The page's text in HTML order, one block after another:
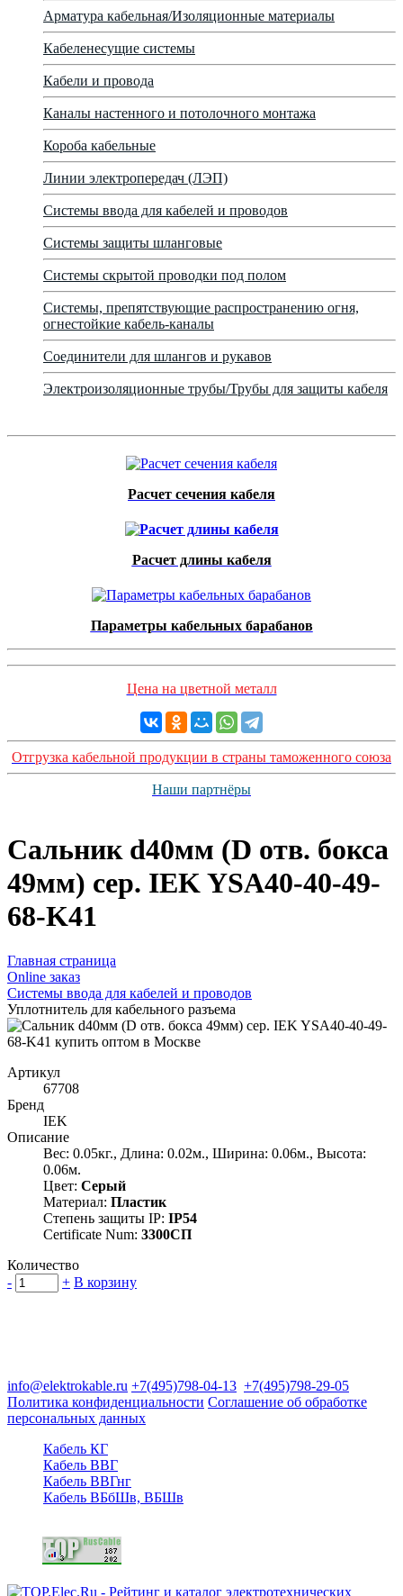
Арматура кабельная/Изоляционные материалы
Кабеленесущие системы
Кабели и провода
Каналы настенного и потолочного монтажа
Короба кабельные
Линии электропередач (ЛЭП)
Системы ввода для кабелей и проводов
Системы защиты шланговые
Системы скрытой проводки под полом
Системы, препятствующие распространению огня,
огнестойкие кабель-каналы
Соединители для шлангов и рукавов
Электроизоляционные трубы/Трубы для защиты кабеля
Расчет сечения кабеля
Расчет длины кабеля
Параметры кабельных барабанов
Цена на цветной металл
Отгрузка кабельной продукции в страны таможенного союза
Наши партнёры
Сальник d40мм (D отв. бокса
49мм) сер. IEK YSA40-40-49-
68-K41
Главная страница
Оnline заказ
Системы ввода для кабелей и проводов
Уплотнитель для кабельного разъема
Артикул
67708
Бренд
IEK
Описание
Вес: 0.05кг., Длина: 0.02м., Ширина: 0.06м., Высота:
0.06м.
Цвет: Серый
Материал: Пластик
Степень защиты IP: IP54
Certificate Num: 3300СП
Количество
-
+ В корзину
info@elektrokable.ru +7(495)798-04-13 +7(495)798-29-05
Политика конфиденциальности Соглашение об обработке
персональных данных
Кабель КГ
Кабель ВВГ
Кабель ВВГнг
Кабель ВБбШв, ВБШв